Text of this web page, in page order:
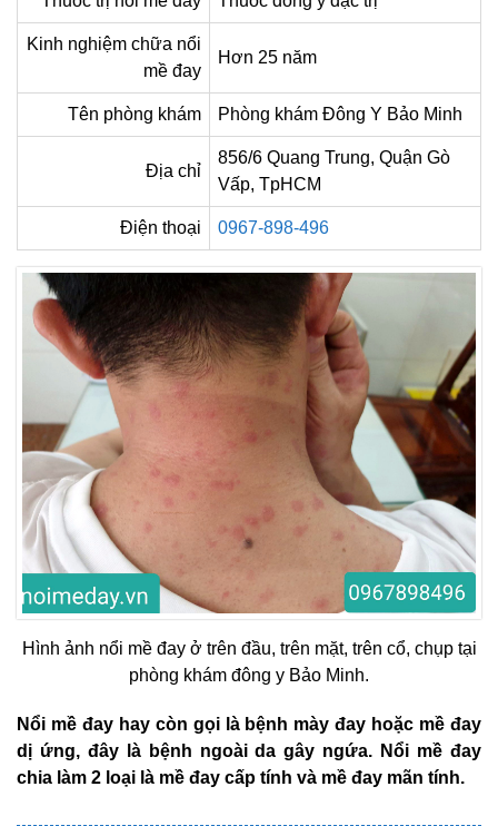
Kinh nghiệm chữa nổi
mề đay
Hơn 25 năm
Tên phòng khám Phòng khám Đông Y Bảo Minh
Địa chỉ
856/6 Quang Trung, Quận Gò
Vấp, TpHCM
Điện thoại 0967-898-496
Hình ảnh nổi mề đay ở trên đầu, trên mặt, trên cổ, chụp tại
phòng khám đông y Bảo Minh.
Nổi mề đay hay còn gọi là bệnh mày đay hoặc mề đay
dị ứng, đây là bệnh ngoài da gây ngứa. Nổi mề đay
chia làm 2 loại là mề đay cấp tính và mề đay mãn tính.